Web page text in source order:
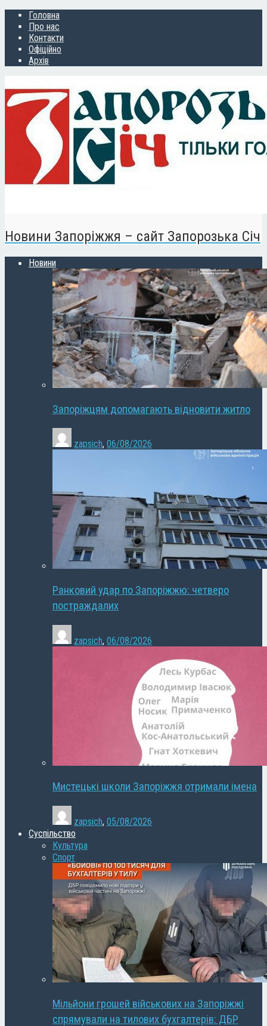
Головна
Про нас
Контакти
Офіційно
Архів
Новини Запоріжжя – сайт Запорозька Січ
Новини
Запоріжцям допомагають відновити житло
zapsich, 06/08/2026
Ранковий удар по Запоріжжю: четверо
постраждалих
zapsich, 06/08/2026
Мистецькі школи Запоріжжя отримали імена
zapsich, 05/08/2026
Суспільство
Культура
Спорт
Мільйони грошей військових на Запоріжжі
спрямували на тилових бухгалтерів: ДБР